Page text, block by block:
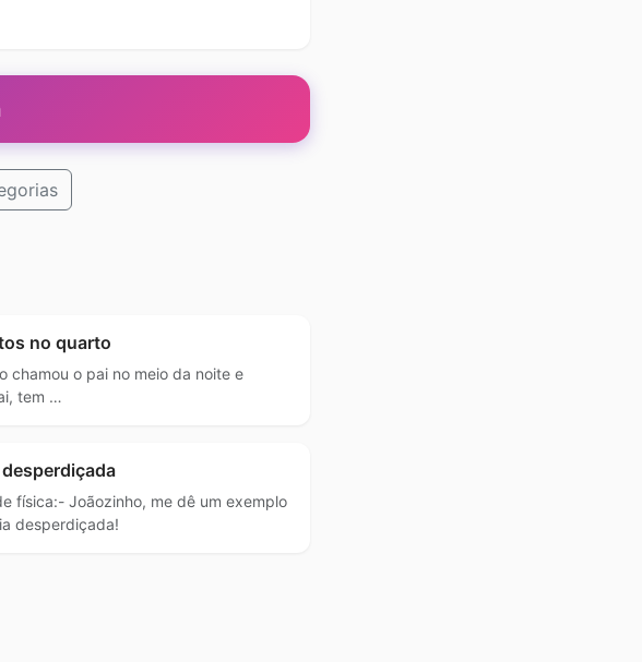
no quarto
chamou o pai no meio da noite e
tem …
física:- Joãozinho, me dê um exemplo
desperdiçada!